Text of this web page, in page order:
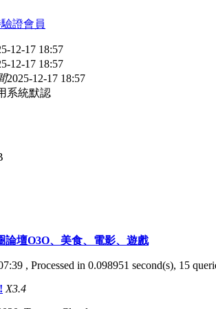
證會員
12-17 18:57
12-17 18:57
2025-12-17 18:57
系統默認
論壇O3O、美食、電影、遊戲
, Processed in 0.098951 second(s), 15
X3.4